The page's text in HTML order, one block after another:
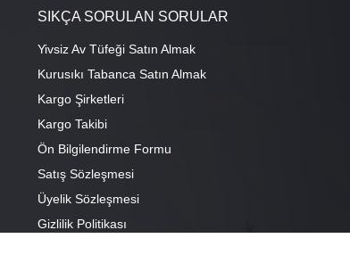
SIKÇA SORULAN SORULAR
Yivsiz Av Tüfeği Satın Almak
Kurusıkı Tabanca Satın Almak
Kargo Şirketleri
Kargo Takibi
Ön Bilgilendirme Formu
Satış Sözleşmesi
Üyelik Sözleşmesi
Gizlilik Politikası